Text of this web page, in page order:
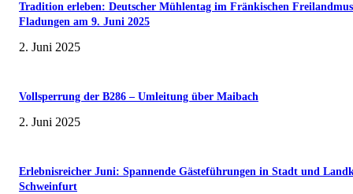
Tradition erleben: Deutscher Mühlentag im Fränkischen
Fladungen am 9. Juni 2025
2. Juni 2025
Vollsperrung der B286 – Umleitung über Maibach
2. Juni 2025
Erlebnisreicher Juni: Spannende Gästeführungen in Stadt und
Schweinfurt